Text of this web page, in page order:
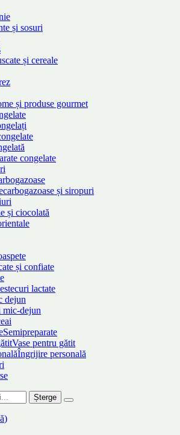
și sosuri
și cereale
și produse gourmet
congelate
și siropuri
și ciocolată
și confiate
lactate
dejun
mic-dejun
Semipreparate
Vase pentru gătit
Îngrijire personală
Șterge
)